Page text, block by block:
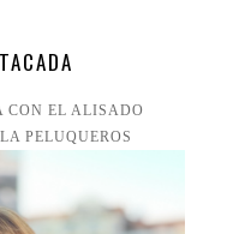
CON EL ALISADO
PELUQUEROS